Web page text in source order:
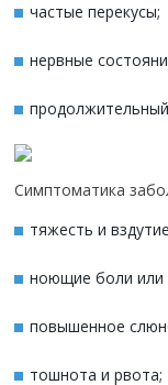
частые перекусы;
нервные
Симптоматика
тяжесть и
ноющие боли или
повышенное
тошнота и рвота;